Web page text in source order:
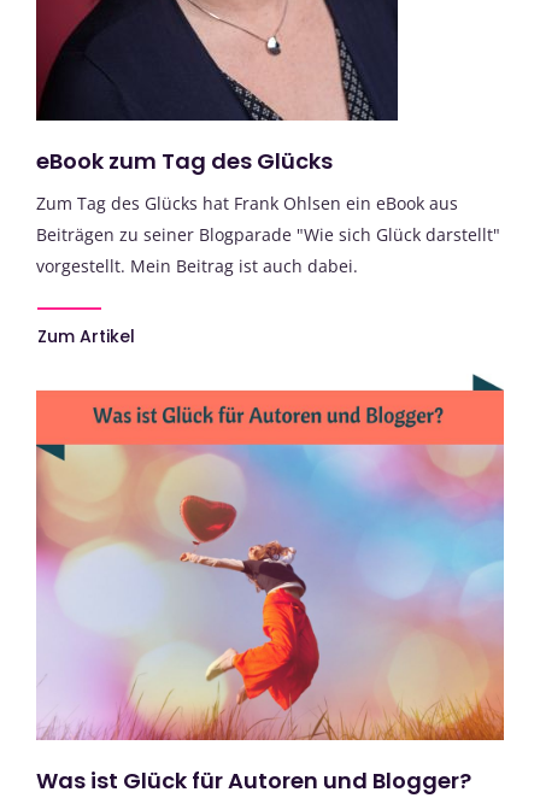
eBook zum Tag des Glücks
Zum Tag des Glücks hat Frank Ohlsen ein eBook aus
Beiträgen zu seiner Blogparade "Wie sich Glück darstellt"
vorgestellt. Mein Beitrag ist auch dabei.
Zum Artikel
Was ist Glück für Autoren und Blogger?